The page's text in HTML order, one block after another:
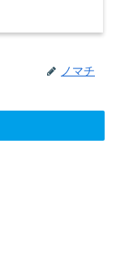
ノマチ